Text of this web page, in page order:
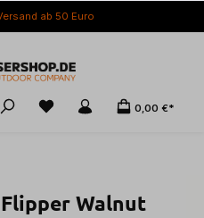
ab 50 Euro
0,00 €*
Flipper Walnut